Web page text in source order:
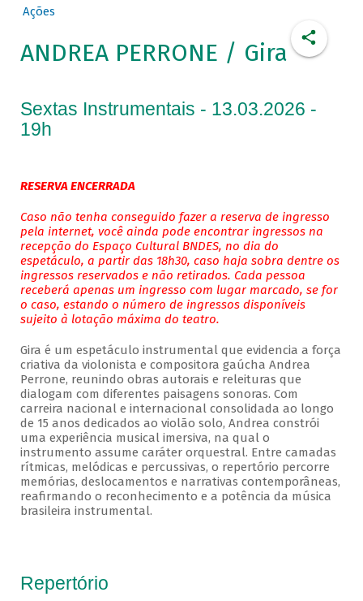
Ações
ANDREA PERRONE / Gira
Sextas Instrumentais - 13.03.2026 -
19h
RESERVA ENCERRADA
Caso não tenha conseguido fazer a reserva de ingresso
pela internet, você ainda pode encontrar ingressos na
recepção do Espaço Cultural BNDES, no dia do
espetáculo, a partir das 18h30, caso haja sobra dentre os
ingressos reservados e não retirados. Cada pessoa
receberá apenas um ingresso com lugar marcado, se for
o caso, estando o número de ingressos disponíveis
sujeito à lotação máxima do teatro.
Gira é um espetáculo instrumental que evidencia a força
criativa da violonista e compositora gaúcha Andrea
Perrone, reunindo obras autorais e releituras que
dialogam com diferentes paisagens sonoras. Com
carreira nacional e internacional consolidada ao longo
de 15 anos dedicados ao violão solo, Andrea constrói
uma experiência musical imersiva, na qual o
instrumento assume caráter orquestral. Entre camadas
rítmicas, melódicas e percussivas, o repertório percorre
memórias, deslocamentos e narrativas contemporâneas,
reafirmando o reconhecimento e a potência da música
brasileira instrumental.
Repertório